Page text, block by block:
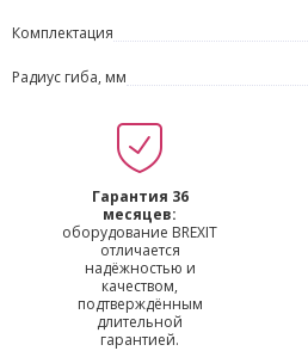
Комплектация
Радиус гиба, мм
Гарантия 36
месяцев:
оборудование BREXIT
отличается
надёжностью и
качеством,
подтверждённым
длительной
гарантией.